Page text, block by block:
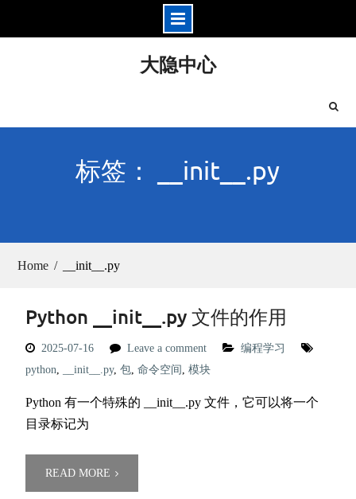
大隐中心
标签： __init__.py
Home __init__.py
Python __init__.py 文件的作用
2025-07-16 Leave a comment
编程学习
python, __init__.py, 包, 命令空间 , 模块
Python 有一个特殊的 __init__.py 文件，它可以将一个
目录标记为
READ MORE